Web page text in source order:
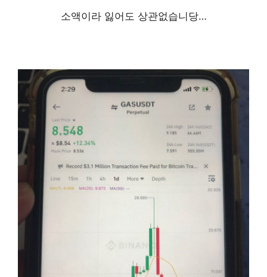
소액이라 잃어도 상관없습니당…